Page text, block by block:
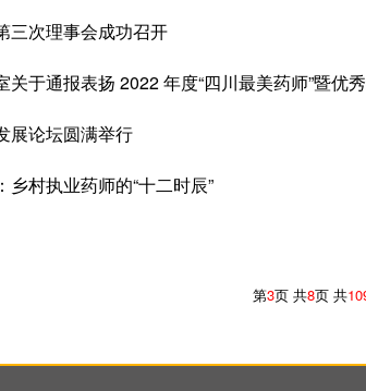
三次理事会成功召开
于通报表扬 2022 年度“四川最美药师”暨优
展论坛圆满举行
村执业药师的“十二时辰”
第3页 共8页 共